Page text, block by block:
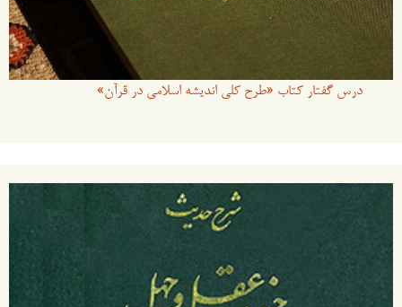
درس گفتار کتاب «طرح کلی اندیشه اسلامی در قرآن»